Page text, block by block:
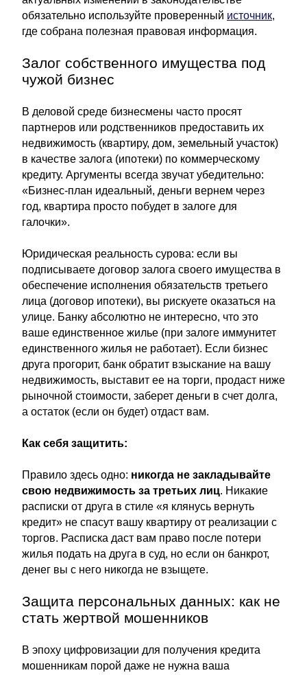
обязательно используйте проверенный источник,
где собрана полезная правовая информация.
Залог собственного имущества под
чужой бизнес
В деловой среде бизнесмены часто просят
партнеров или родственников предоставить их
недвижимость (квартиру, дом, земельный участок)
в качестве залога (ипотеки) по коммерческому
кредиту. Аргументы всегда звучат убедительно:
«Бизнес-план идеальный, деньги вернем через
год, квартира просто побудет в залоге для
галочки».
Юридическая реальность сурова: если вы
подписываете договор залога своего имущества в
обеспечение исполнения обязательств третьего
лица (договор ипотеки), вы рискуете оказаться на
улице. Банку абсолютно не интересно, что это
ваше единственное жилье (при залоге иммунитет
единственного жилья не работает). Если бизнес
друга прогорит, банк обратит взыскание на вашу
недвижимость, выставит ее на торги, продаст ниже
рыночной стоимости, заберет деньги в счет долга,
а остаток (если он будет) отдаст вам.
Как себя защитить:
Правило здесь одно: никогда не закладывайте
свою недвижимость за третьих лиц. Никакие
расписки от друга в стиле «я клянусь вернуть
кредит» не спасут вашу квартиру от реализации с
торгов. Расписка даст вам право после потери
жилья подать на друга в суд, но если он банкрот,
денег вы с него никогда не взыщете.
Защита персональных данных: как не
стать жертвой мошенников
В эпоху цифровизации для получения кредита
мошенникам порой даже не нужна ваша